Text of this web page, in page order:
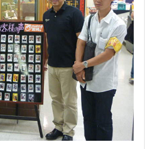
採卵鶏
殺菌
薩摩鶏
サマーソーセージ
食肉衛生
加工業
焼き加減
ポーク
カッター
煙室
くん煙発生機